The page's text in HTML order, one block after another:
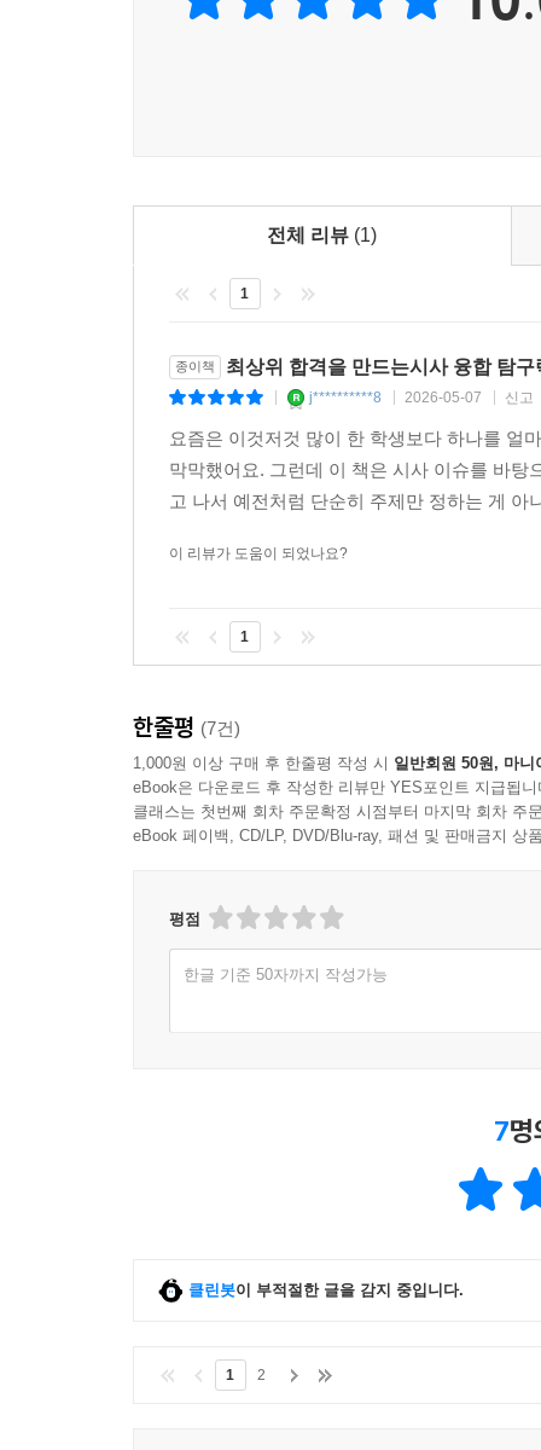
전체 리뷰 (1)
1
종이책 최상위 합격을 만드는시사 융합 탐구
j**********8 2026-05-07 신고
요즘은 이것저것 많이 한 학생보다 하나를 얼
막막했어요. 그런데 이 책은 시사 이슈를 바
고 나서 예전처럼 단순히 주제만 정하는 게
이 리뷰가 도움이 되었나요?
1
한줄평 (7건)
1,000원 이상 구매 후 한줄평 작성 시 일반회원 50원, 마니
eBook은 다운로드 후 작성한 리뷰만 YES포인트 지급됩니
클래스는 첫번째 회차 주문확정 시점부터 마지막 회차 주
eBook 페이백, CD/LP, DVD/Blu-ray, 패션 및 판매금지 상
평점
한글 기준 50자까지 작성가능
7
클린봇이 부적절한 글을 감지 중입니다.
1 2